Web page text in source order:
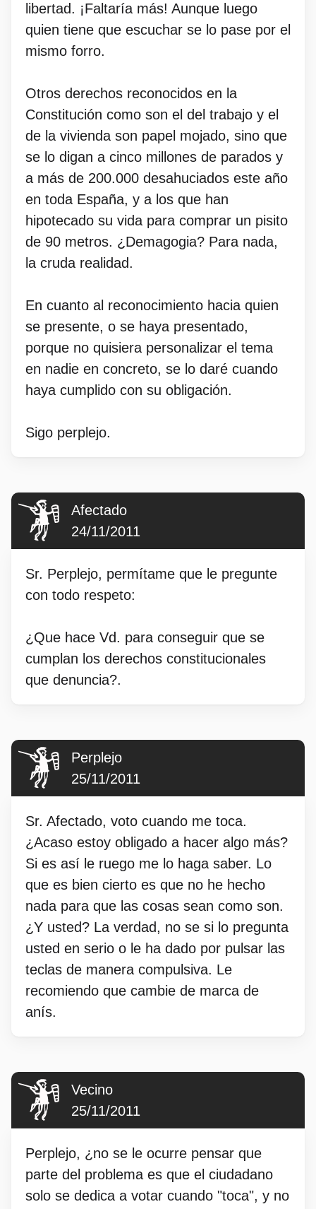
libertad. ¡Faltaría más! Aunque luego
quien tiene que escuchar se lo pase por el
mismo forro.
Otros derechos reconocidos en la
Constitución como son el del trabajo y el
de la vivienda son papel mojado, sino que
se lo digan a cinco millones de parados y
a más de 200.000 desahuciados este año
en toda España, y a los que han
hipotecado su vida para comprar un pisito
de 90 metros. ¿Demagogia? Para nada,
la cruda realidad.
En cuanto al reconocimiento hacia quien
se presente, o se haya presentado,
porque no quisiera personalizar el tema
en nadie en concreto, se lo daré cuando
haya cumplido con su obligación.
Sigo perplejo.
Afectado
24/11/2011
Sr. Perplejo, permítame que le pregunte
con todo respeto:
¿Que hace Vd. para conseguir que se
cumplan los derechos constitucionales
que denuncia?.
Perplejo
25/11/2011
Sr. Afectado, voto cuando me toca.
¿Acaso estoy obligado a hacer algo más?
Si es así le ruego me lo haga saber. Lo
que es bien cierto es que no he hecho
nada para que las cosas sean como son.
¿Y usted? La verdad, no se si lo pregunta
usted en serio o le ha dado por pulsar las
teclas de manera compulsiva. Le
recomiendo que cambie de marca de
anís.
Vecino
25/11/2011
Perplejo, ¿no se le ocurre pensar que
parte del problema es que el ciudadano
solo se dedica a votar cuando "toca", y no